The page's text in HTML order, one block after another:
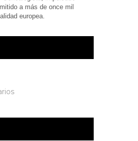
a más de once mil
europea.